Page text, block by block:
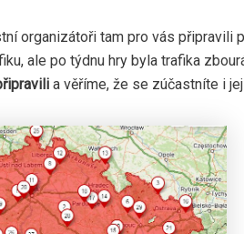
tam pro vás připravili
ale po týdnu hry byla trafika
a věříme, že se zúčastníte i